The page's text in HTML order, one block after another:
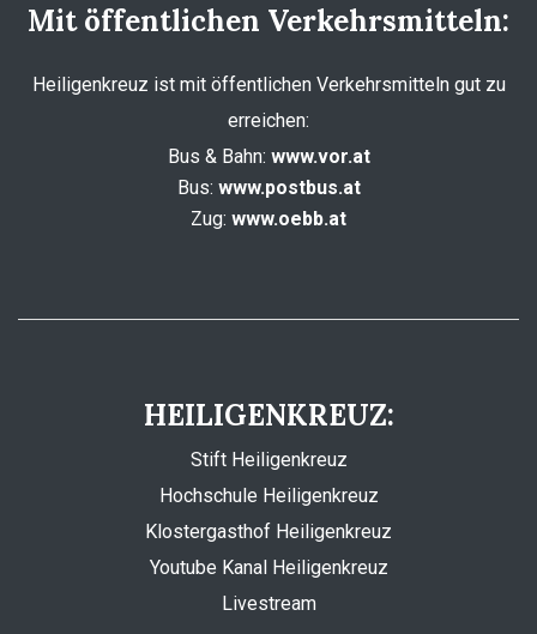
Mit öffentlichen Verkehrsmitteln:
Heiligenkreuz ist mit öffentlichen Verkehrsmitteln gut zu
erreichen:
Bus & Bahn: www.vor.at
Bus: www.postbus.at
Zug: www.oebb.at
HEILIGENKREUZ:
Stift Heiligenkreuz
Hochschule Heiligenkreuz
Klostergasthof Heiligenkreuz
Youtube Kanal Heiligenkreuz
Livestream